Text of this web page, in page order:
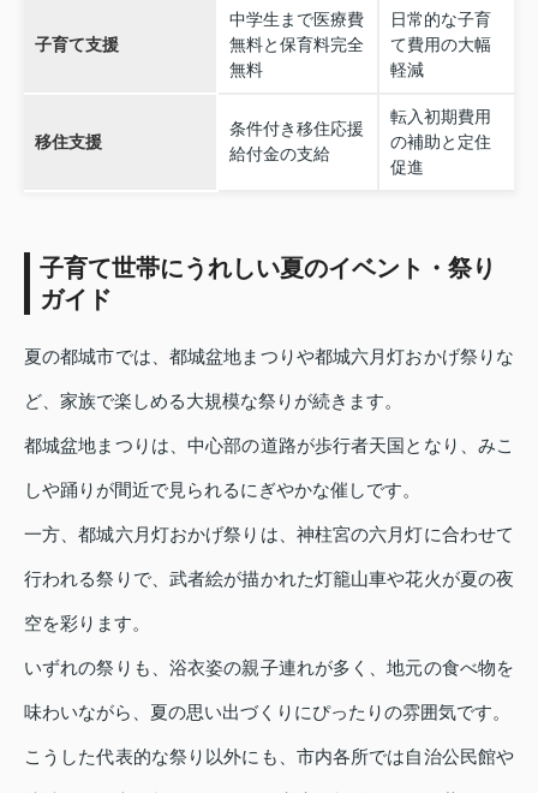
子育て支援
中学生まで医療費
無料と保育料完全
無料
日常的な子育
て費用の大幅
軽減
移住支援
条件付き移住応援
給付金の支給
転入初期費用
の補助と定住
促進
子育て世帯にうれしい夏のイベント・祭り
ガイド
夏の都城市では、都城盆地まつりや都城六月灯おかげ祭りな
ど、家族で楽しめる大規模な祭りが続きます。
都城盆地まつりは、中心部の道路が歩行者天国となり、みこ
しや踊りが間近で見られるにぎやかな催しです。
一方、都城六月灯おかげ祭りは、神柱宮の六月灯に合わせて
行われる祭りで、武者絵が描かれた灯籠山車や花火が夏の夜
空を彩ります。
いずれの祭りも、浴衣姿の親子連れが多く、地元の食べ物を
味わいながら、夏の思い出づくりにぴったりの雰囲気です。
こうした代表的な祭り以外にも、市内各所では自治公民館や